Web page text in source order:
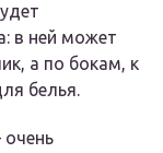
в ней может
а по бокам, к
белья.